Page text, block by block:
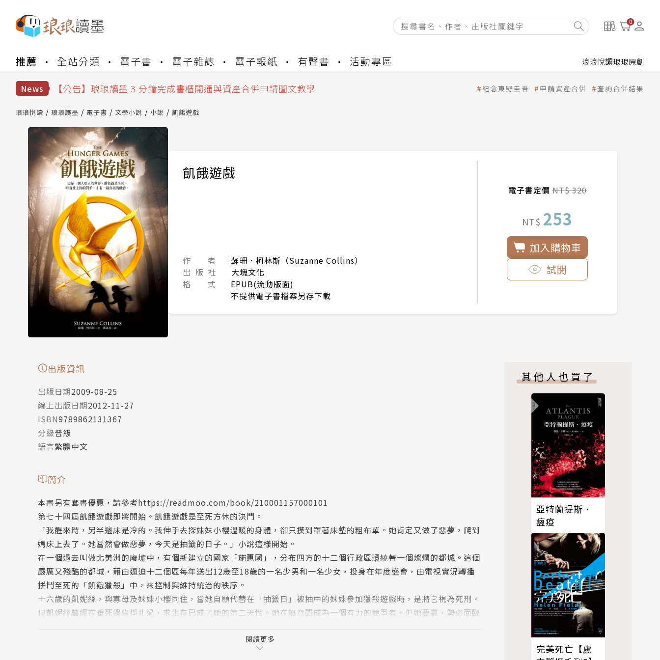
0
推薦 全站分類 電子書 電子雜誌 電子報紙 有聲書 活動專區 琅琅悅讀琅琅原創
News
【公告】琅琅讀墨數位閱讀資產合併與書櫃開通申請
【公告】琅琅讀墨 3 分鐘完成書櫃開通與資產合併申請圖文教學
【公告】琅琅讀墨數位閱讀資產合併與書櫃開通申請
紀念東野圭吾 申請資產合併 查詢合併結果
琅琅悅讀 琅琅讀墨 電子書 文學小說 小說 飢餓遊戲
飢餓遊戲
作 者
蘇珊．柯林斯（Suzanne Collins）
出 版 社
大塊文化
格 式
EPUB(流動版面)
不提供電子書檔案另存下載
電子書定價NT$ 320
NT$ 253
加入購物車
試閱
出版資訊
出版日期2009-08-25
線上出版日期2012-11-27
ISBN9789862131367
分級普級
語言繁體中文
簡介
本書另有套書優惠，請參考https://readmoo.com/book/210001157000101
第七十四屆飢餓遊戲即將開始。飢餓遊戲是至死方休的決鬥。
「我醒來時，另半邊床是冷的。我伸手去探妹妹小櫻溫暖的身體，卻只摸到罩著床墊的粗布單。她肯定又做了惡夢，爬到
媽床上去了。她當然會做惡夢，今天是抽籤的日子。」小說這樣開始。
在一個過去叫做北美洲的廢墟中，有個新建立的國家「施惠國」，分布四方的十二個行政區環繞著一個燦爛的都城。這個
嚴厲又殘酷的都城，藉由逼迫十二個區每年送出12歲至18歲的一名少男和一名少女，投身在年度盛會，由電視實況轉播
拼鬥至死的「飢餓獵殺」中，來控制與維持統治的秩序。
十六歲的凱妮絲，與寡母及妹妹小櫻同住，當她自願代替在「抽籤日」被抽中的妹妹參加獵殺遊戲時，是將它視為死刑。
但凱妮絲曾經在垂死邊緣掙扎過，求生存已成了她的第二天性。她在無意間成為一個有力的競爭者。但她要贏，勢必面臨
閱讀更多
其他人也買了
亞特蘭提斯．
瘟疫
完美死亡【盧